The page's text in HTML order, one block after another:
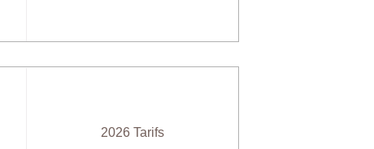
2026 Tarifs